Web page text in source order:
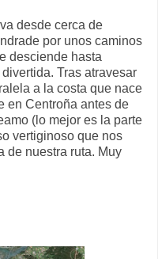
desde cerca de
por unos caminos
desciende hasta
Tras atravesar
a la costa que nace
en Centroña antes de
(lo mejor es la parte
vertiginoso que nos
de nuestra ruta. Muy